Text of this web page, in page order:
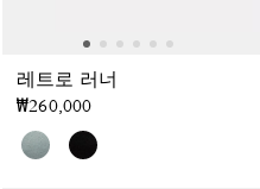
레트로 러너
₩260,000